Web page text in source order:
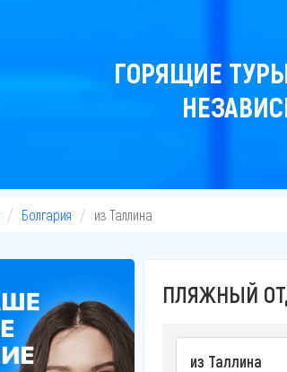
ГОРЯЩИЕ
Болгария из Таллина
ПЛЯЖНЫЙ
из Таллина